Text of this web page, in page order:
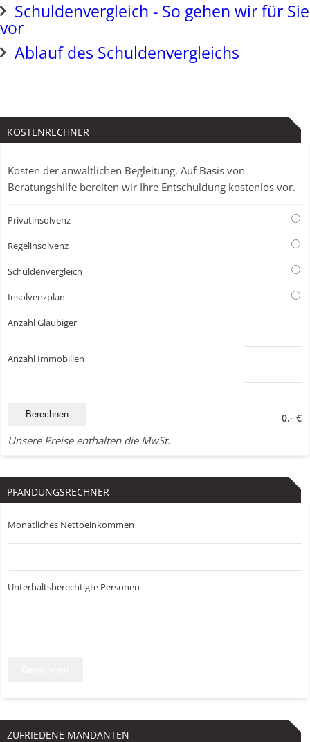
Schuldenvergleich - So gehen wir für Sie
vor
Ablauf des Schuldenvergleichs
KOSTENRECHNER
Kosten der anwaltlichen Begleitung. Auf Basis von
Beratungshilfe bereiten wir Ihre Entschuldung kostenlos vor.
Privatinsolvenz
Regelinsolvenz
Schuldenvergleich
Insolvenzplan
Anzahl Gläubiger
Anzahl Immobilien
0,- €
Unsere Preise enthalten die MwSt.
PFÄNDUNGSRECHNER
Monatliches Nettoeinkommen
Unterhaltsberechtigte Personen
ZUFRIEDENE MANDANTEN